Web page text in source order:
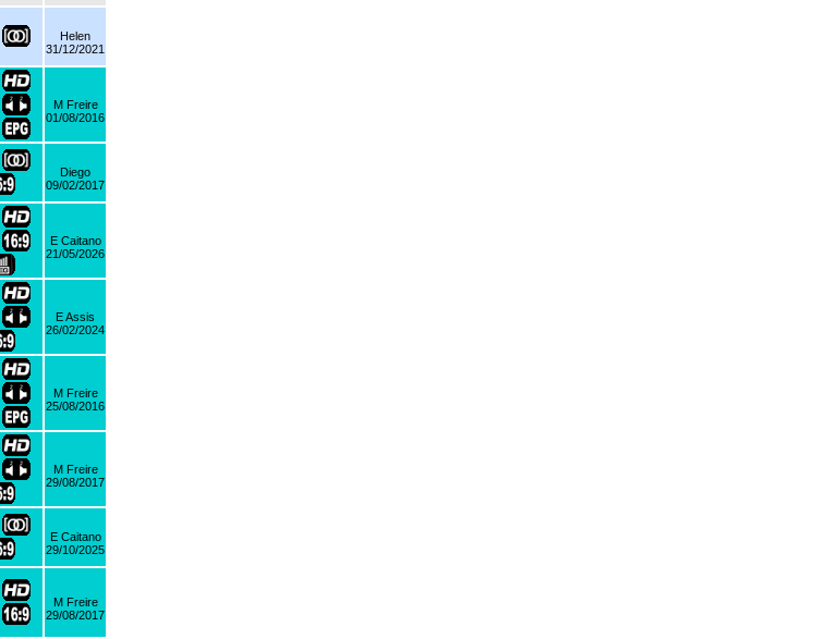
Helen
31/12/2021
M Freire
01/08/2016
Diego
09/02/2017
E Caitano
21/05/2026
E Assis
26/02/2024
M Freire
25/08/2016
M Freire
29/08/2017
E Caitano
29/10/2025
M Freire
29/08/2017